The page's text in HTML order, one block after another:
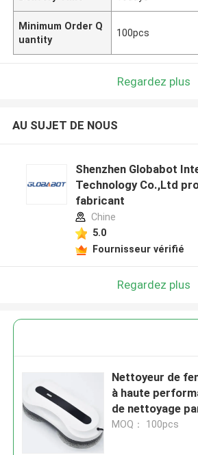
Minimum Order Q
uantity
100pcs
Regardez plus
AU SUJET DE NOUS
Shenzhen Globabot
Technology Co.,Ltd
fabricant
Chine
5.0
Fournisseur vérifié
Regardez plus
Nettoyeur de
à haute
de nettoyage
d'eau N
MOQ： 100pcs